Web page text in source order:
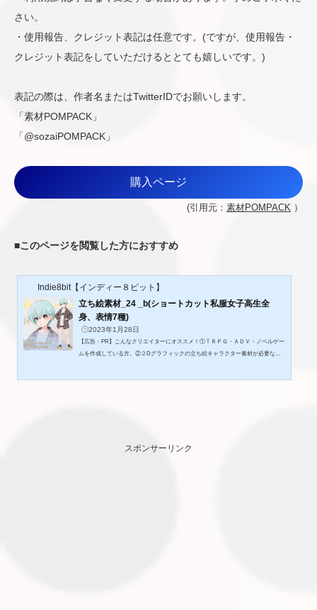
さい。
・使用報告、クレジット表記は任意です。(ですが、使用報告・
クレジット表記をしていただけるととても嬉しいです。)
表記の際は、作者名またはTwitterIDでお願いします。
「素材POMPACK」
「@sozaiPOMPACK」
購入ページ
(引用元： 素材POMPACK ）
■このページを閲覧した方におすすめ
Indie8bit【インディー８ビット】
立ち絵素材_24 _b(ショートカット私服女子高生全
身、表情7種)
2023年1月28日
【広告・PR】こんなクリエイターにオススメ！①ＴＲＰＧ・ＡＤＶ・ノベルゲー
ムを作成している方。②２Dグラフィックの立ち絵キャラクター素材が必要な
スポンサーリンク